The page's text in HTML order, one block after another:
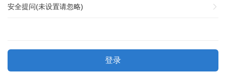
安全提问(未设置请忽略)
登录